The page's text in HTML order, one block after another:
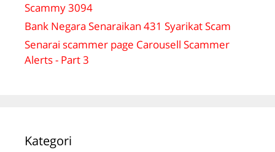
Scammy 3094
Bank Negara Senaraikan 431 Syarikat Scam
Senarai scammer page Carousell Scammer
Alerts - Part 3
Kategori